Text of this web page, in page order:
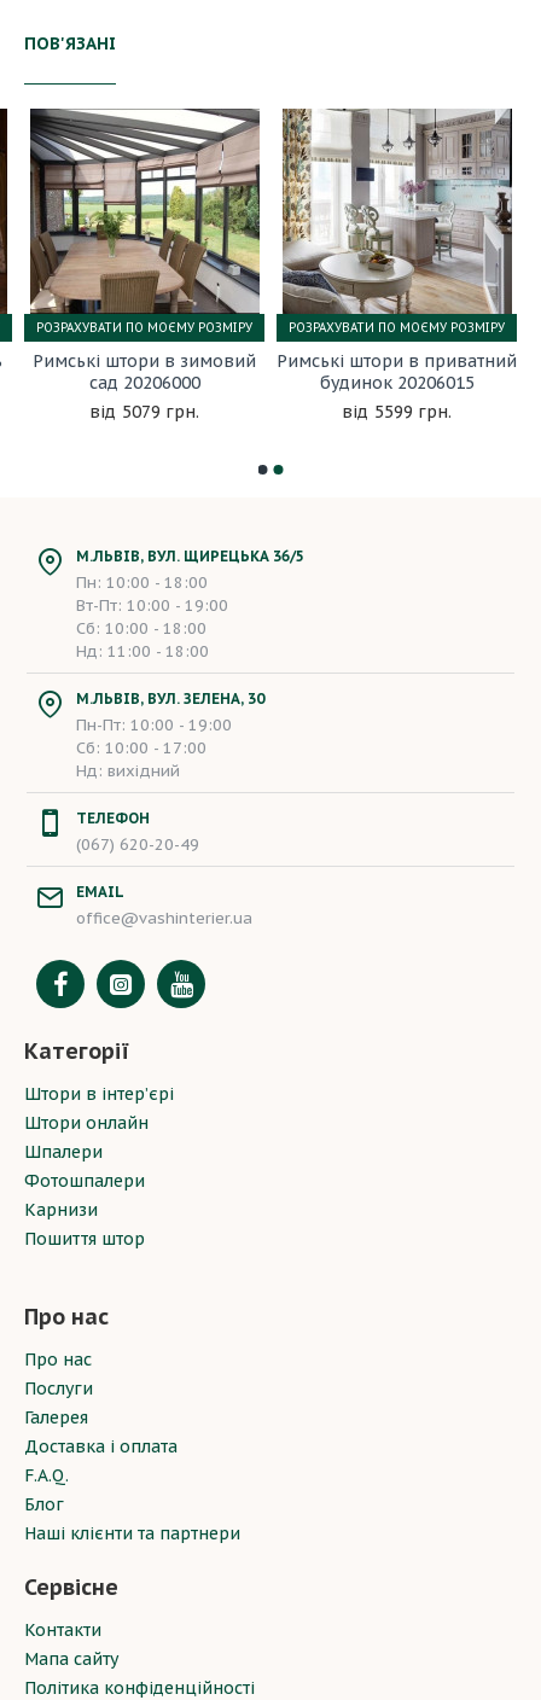
ПОВ'ЯЗАНІ
Римські штори в зимовий
сад 20206000
5079 грн.
РОЗРАХУВАТИ ПО МОЄМУ РОЗМІРУ
Римські штори в приватний
будинок 20206015
5599 грн.
РОЗРАХУВАТИ ПО МОЄМУ РОЗМІРУ
М.ЛЬВІВ, ВУЛ. ЩИРЕЦЬКА 36/5
Пн: 10:00 - 18:00
Вт-Пт: 10:00 - 19:00
Сб: 10:00 - 18:00
Нд: 11:00 - 18:00
М.ЛЬВІВ, ВУЛ. ЗЕЛЕНА, 30
Пн-Пт: 10:00 - 19:00
Сб: 10:00 - 17:00
Нд: вихідний
ТЕЛЕФОН
(067) 620-20-49
EMAIL
office@vashinterier.ua
Категорії
Штори в інтер’єрі
Штори онлайн
Шпалери
Фотошпалери
Карнизи
Пошиття штор
Про нас
Про нас
Послуги
Галерея
Доставка і оплата
F.A.Q.
Блог
Наші клієнти та партнери
Сервісне
Контакти
Мапа сайту
Політика конфіденційності